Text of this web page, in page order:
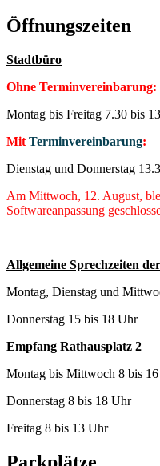
Öffnungszeiten
Stadtbüro
Ohne Terminvereinbarung:
Montag bis Freitag 7.30 bis
Mit Terminvereinbarung:
Dienstag und Donnerstag
Am Mittwoch, 12. August,
Softwareanpassung
Allgemeine Sprechzeiten
Montag, Dienstag und
Donnerstag 15 bis 18 Uhr
Empfang Rathausplatz 2
Montag bis Mittwoch 8 bis
Donnerstag 8 bis 18 Uhr
Freitag 8 bis 13 Uhr